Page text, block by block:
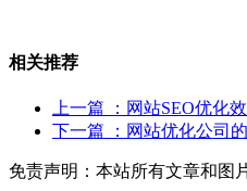
相关推荐
上一篇
：网站SEO优化
下一篇
：网站优化公司
免责声明：本站所有文章和图